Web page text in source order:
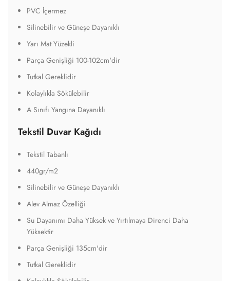
PVC İçermez
Silinebilir ve Güneşe Dayanıklı
Yarı Mat Yüzekli
Parça Genişliği 100-102cm'dir
Tutkal Gereklidir
Kolaylıkla Sökülebilir
A Sınıfı Yangına Dayanıklı
Tekstil Duvar Kağıdı
Tekstil Tabanlı
440gr/m2
Silinebilir ve Güneşe Dayanıklı
Alev Almaz Özelliği
Su Dayanımı Daha Yüksek ve Yırtılmaya Direnci Daha
Yüksektir
Parça Genişliği 135cm'dir
Tutkal Gereklidir